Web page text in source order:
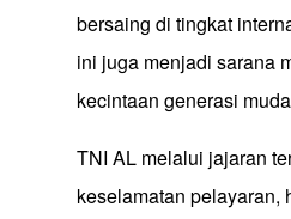
bersaing di tingkat
ini juga menjadi sarana
kecintaan generasi
TNI AL melalui jajaran
keselamatan